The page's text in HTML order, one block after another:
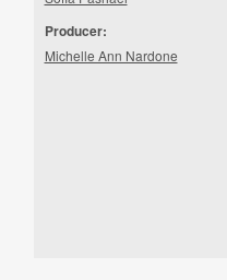
Producer:
Michelle Ann Nardone